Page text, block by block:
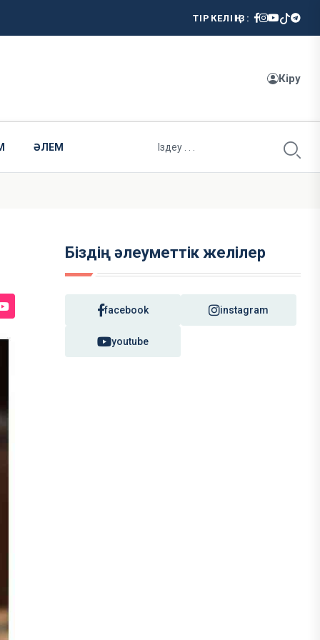
ТІРКЕЛІҢІЗ:
Кіру
ӘЛЕМ
Біздің әлеуметтік желілер
facebook instagram
youtube